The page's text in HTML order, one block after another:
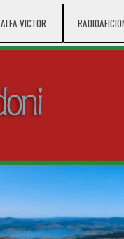
▼
ALFA VICTOR ▼